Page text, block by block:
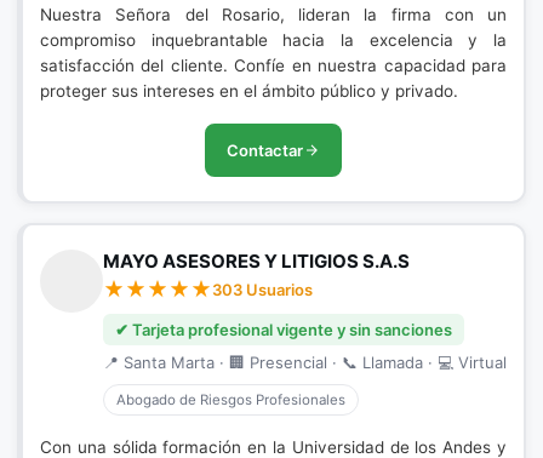
Nuestra Señora del Rosario, lideran la firma con un
compromiso inquebrantable hacia la excelencia y la
satisfacción del cliente. Confíe en nuestra capacidad para
proteger sus intereses en el ámbito público y privado.
Contactar
MAYO ASESORES Y LITIGIOS S.A.S
303 Usuarios
✔ Tarjeta profesional vigente y sin sanciones
📍 Santa Marta · 🏢 Presencial · 📞 Llamada · 💻 Virtual
Abogado de Riesgos Profesionales
Con una sólida formación en la Universidad de los Andes y